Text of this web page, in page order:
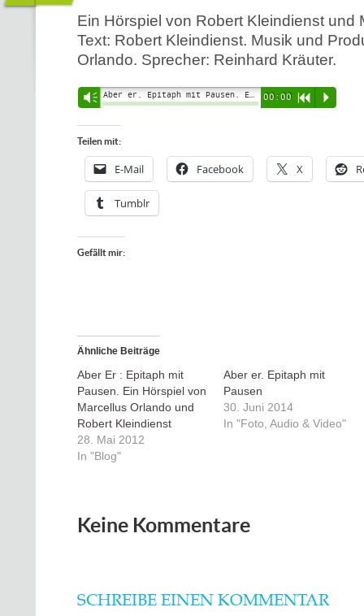
Ein Hörspiel von Robert Kleindienst und
Text: Robert Kleindienst. Musik und
Orlando. Sprecher: Reinhard Kräuter.
Vm 00:00 R P
Teilen mit:
E-Mail Facebook X
Tumblr
Gefällt mir:
Ähnliche Beiträge
Aber Er : Epitaph mit
Pausen. Ein Hörspiel von
Marcellus Orlando und
Robert Kleindienst
28. Mai 2012
In "Blog"
Aber er. Epitaph mit
Pausen
30. Juni 2014
In "Foto, Audio & Video"
Keine Kommentare
SCHREIBE EINEN KOMMENTAR